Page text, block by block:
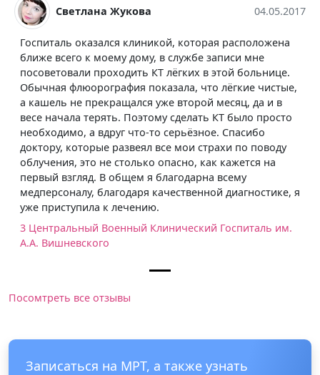
Светлана Жукова 04.05.2017
Госпиталь оказался клиникой, которая расположена
ближе всего к моему дому, в службе записи мне
посоветовали проходить КТ лёгких в этой больнице.
Обычная флюорография показала, что лёгкие чистые,
а кашель не прекращался уже второй месяц, да и в
весе начала терять. Поэтому сделать КТ было просто
необходимо, а вдруг что-то серьёзное. Спасибо
доктору, которые развеял все мои страхи по поводу
облучения, это не столько опасно, как кажется на
первый взгляд. В общем я благодарна всему
медперсоналу, благодаря качественной диагностике, я
уже приступила к лечению.
3 Центральный Военный Клинический Госпиталь им.
А.А. Вишневского
Посомтреть все отзывы
Записаться на МРТ, а также узнать